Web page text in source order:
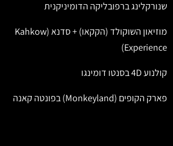
שנורקלינג ברפובליקה הדומיניקנית
מוזיאון השוקולד (הקקאו) + סדנא (Kahkow
Experience)
קולנוע 4D בסנטו דומינגו
פארק הקופים (Monkeyland) בפונטה קאנה